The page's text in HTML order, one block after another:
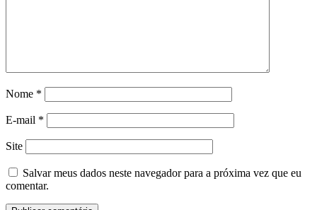
Nome *
E-mail *
Site
Salvar meus dados neste navegador para a próxima vez que eu
comentar.